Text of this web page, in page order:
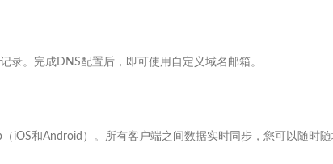
录。完成DNS配置后，即可使用自定义域名邮箱。
iOS和Android）。所有客户端之间数据实时同步，您可以随时